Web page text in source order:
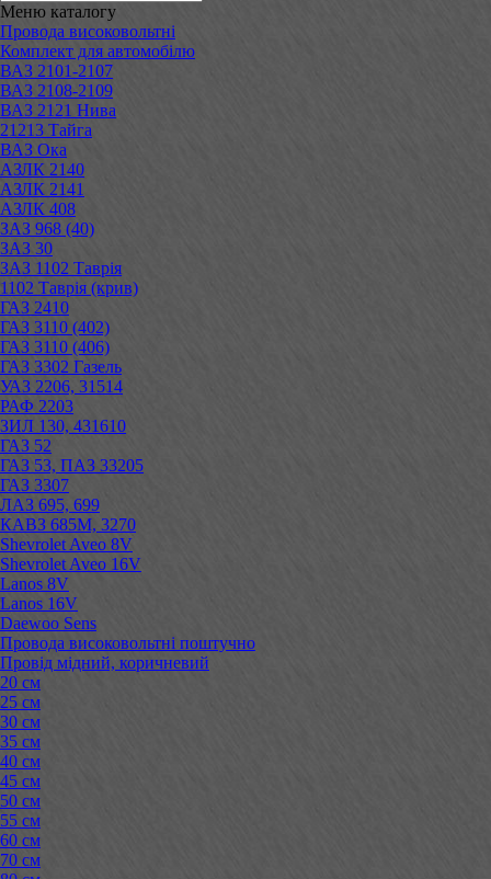
Меню каталогу
Провода високовольтні
Комплект для автомобілю
ВАЗ 2101-2107
ВАЗ 2108-2109
ВАЗ 2121 Нива
21213 Тайга
ВАЗ Ока
АЗЛК 2140
АЗЛК 2141
АЗЛК 408
ЗАЗ 968 (40)
ЗАЗ 30
ЗАЗ 1102 Таврія
1102 Таврія (крив)
ГАЗ 2410
ГАЗ 3110 (402)
ГАЗ 3110 (406)
ГАЗ 3302 Газель
УАЗ 2206, 31514
РАФ 2203
ЗИЛ 130, 431610
ГАЗ 52
ГАЗ 53, ПАЗ 33205
ГАЗ 3307
ЛАЗ 695, 699
КАВЗ 685М, 3270
Shevrolet Aveo 8V
Shevrolet Aveo 16V
Lanos 8V
Lanos 16V
Daewoo Sens
Провода високовольтні поштучно
Провід мідний, коричневий
20 см
25 см
30 см
35 см
40 см
45 см
50 см
55 см
60 см
70 см